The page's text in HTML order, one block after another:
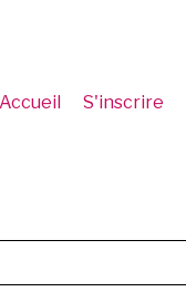
Accueil S'inscrire